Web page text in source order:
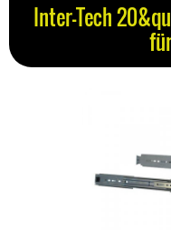
Inter-Tech